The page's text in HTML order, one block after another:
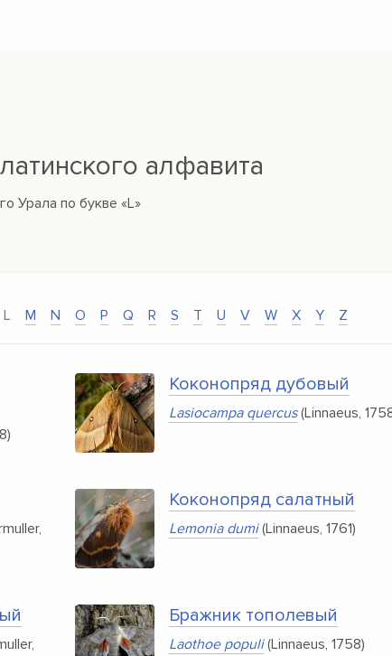
алфавита
Урала по букве «L»
L M N O P Q R S T U V W X Y Z
Коконопряд дубовый
Lasiocampa quercus(Linnaeus,
Коконопряд салатный
Lemonia dumi(Linnaeus, 1761)
Бражник тополевый
Laothoe populi(Linnaeus, 1758)